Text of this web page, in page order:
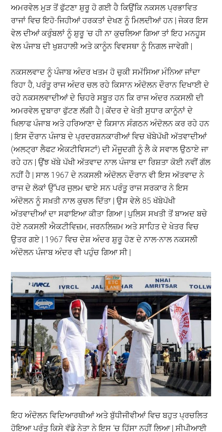
ਅਮਰਵੇਲ ਮੁੜ ਤੋਂ ਫੁੱਟਣਾ ਸ਼ੁਰੂ ਹੋ ਗਈ ਹੈ ਕਿਉਂਕਿ ਨਕਸਲ ਪ੍ਰਭਾਵਿਤ
ਰਾਜਾਂ ਵਿਚ ਇਹੋ-ਜਿਹੀਆਂ ਹਰਕਤਾਂ ਦੇਖਣ ਨੂੰ ਮਿਲਦੀਆਂ ਹਨ | ਜੇਕਰ ਇਸ
ਵੇਲ ਦੀਆਂ ਕਰੁੰਬਲਾਂ ਨੂੰ ਸ਼ੁਰੂ ‘ਚ ਹੀ ਨਾ ਕੁਚਲਿਆ ਗਿਆ ਤਾਂ ਇਹ ਮਨਹੂਸ
ਵੇਲ ਪੰਜਾਬ ਦੀ ਖੁਸ਼ਹਾਲੀ ਅਤੇ ਕਾਨੂੰਨ ਵਿਵਸਥਾ ਨੂੰ ਨਿਗਲ ਜਾਵੇਗੀ |
ਨਕਸਲਵਾਦ ਨੂੰ ਪੰਜਾਬ ਅੰਦਰ ਖਤਮ ਹੋ ਚੁਕੀ ਸਮੱਸਿਆ ਮੰਨਿਆ ਜਾਂਦਾ
ਰਿਹਾ ਹੈ, ਪਰੰਤੂ ਰਾਜ ਅੰਦਰ ਚਲ ਰਹੇ ਕਿਸਾਨ ਅੰਦੋਲਨ ਦੌਰਾਨ ਦਿਖਾਈ ਦੇ
ਰਹੇ ਨਕਸਲਵਾਦੀਆਂ ਦੇ ਚਿਹਰੇ ਸਬੂਤ ਹਨ ਕਿ ਰਾਜ ਅੰਦਰ ਨਕਸਲੀ ਦੀ
ਅਮਰਵੇਲ ਦੁਬਾਰਾ ਫੁੱਟਣ ਲੱਗੀ ਹੈ | ਕੇਂਦਰ ਦੇ ਖੇਤੀ ਸੁਧਾਰ ਕਾਨੂੰਨਾਂ ਦੇ
ਖਿਲਾਫ ਪੰਜਾਬ ਅਤੇ ਹਰਿਆਣਾ ਦੇ ਕਿਸਾਨ ਸੰਗਠਨ ਅੰਦੋਲਨ ਕਰ ਰਹੇ ਹਨ
| ਇਸ ਦੌਰਾਨ ਪੰਜਾਬ ਦੇ ਪ੍ਰਦਰਸ਼ਨਕਾਰੀਆਂ ਵਿਚ ਖੱਬੇਪੱਖੀ ਅੱਤਵਾਦੀਆਂ
(ਅਲਟ੍ਰਾ ਲੈਫਟ ਐਕਟੀਵਿਸਟਾਂ) ਦੀ ਮੌਜੂਦਗੀ ਨੂੰ ਲੈ ਕੇ ਸਵਾਲ ਉਠਾਏ ਜਾ
ਰਹੇ ਹਨ | ਉਂਝ ਖੱਬੇ ਪੱਖੀ ਅੱਤਵਾਦ ਨਾਲ ਪੰਜਾਬ ਦਾ ਰਿਸ਼ਤਾ ਕੋਈ ਨਵੀਂ ਗੱਲ
ਨਹੀਂ ਹੈ | ਸਾਲ 1967 ਦੇ ਨਕਸਲੀ ਅੰਦੋਲਨ ਦੌਰਾਨ ਵੀ ਇਸ ਅੱਤਵਾਦ ਨੇ
ਰਾਜ ਦੇ ਲੋਕਾਂ ਉੱਪਰ ਜੁਲਮ ਢਾਏ ਸਨ ਪਰੰਤੂ ਰਾਜ ਸਰਕਾਰ ਨੇ ਇਸ
ਅੰਦੋਲਨ ਨੂੰ ਸਖ਼ਤੀ ਨਾਲ ਕੁਚਲ ਦਿੱਤਾ | ਉਸ ਵੇਲੇ 85 ਖੱਬੇਪੱਖੀ
ਅੱਤਵਾਦੀਆਂ ਦਾ ਸਫਾਇਆ ਕੀਤਾ ਗਿਆ | ਪੁਲਿਸ ਸਖਤੀ ਤੋਂ ਬਾਅਦ ਬਚੇ
ਹੋਏ ਨਕਸਲੀ ਐਕਟੀਵਿਜ਼ਮ, ਜਰਨਲਿਜ਼ਮ ਅਤੇ ਸਾਹਿਤ ਦੇ ਖੇਤਰ ਵਿਚ
ਉਤਰ ਗਏ | 1967 ਵਿਚ ਦੇਸ਼ ਅੰਦਰ ਸ਼ੁਰੂ ਹੋਣ ਦੇ ਨਾਲ-ਨਾਲ ਨਕਸਲੀ
ਅੰਦੋਲਨ ਪੰਜਾਬ ਅੰਦਰ ਵੀ ਪਹੁੰਚ ਗਿਆ ਸੀ |
ਇਹ ਅੰਦੋਲਨ ਵਿਦਿਆਰਥੀਆਂ ਅਤੇ ਬੁੱਧੀਜੀਵੀਆਂ ਵਿਚ ਬਹੁਤ ਪ੍ਰਚਲਿਤ
ਹੋਇਆ ਪਰੰਤੂ ਕਿਸੇ ਵੱਡੇ ਨੇਤਾ ਨੇ ਇਸ ‘ਚ ਹਿੱਸਾ ਨਹੀਂ ਲਿਆ | ਸੀਪੀਆਈ